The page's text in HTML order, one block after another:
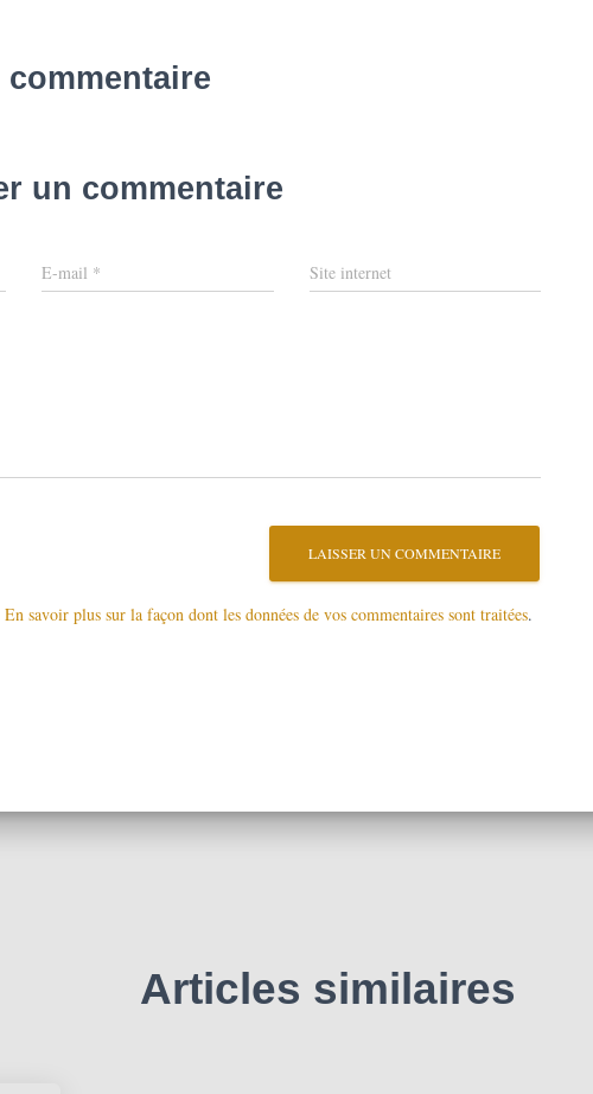
commentaire
un commentaire
E-mail * Site internet
En savoir plus sur la façon dont les données de vos commentaires sont traitées.
Articles similaires